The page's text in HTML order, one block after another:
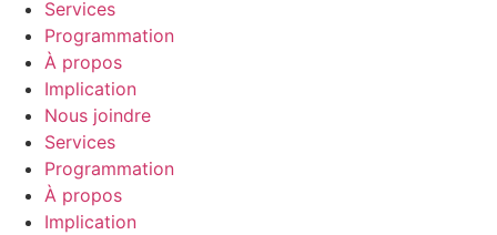
Services
Programmation
À propos
Implication
Nous joindre
Services
Programmation
À propos
Implication